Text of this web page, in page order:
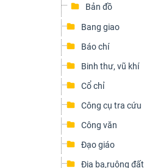
Bản đồ
Bang giao
Báo chí
Binh thư, vũ khí
Cổ chỉ
Công cụ tra cứu
Công văn
Đạo giáo
Địa bạ,ruộng đất